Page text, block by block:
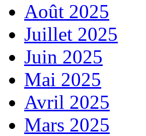
Août 2025
Juillet 2025
Juin 2025
Mai 2025
Avril 2025
Mars 2025